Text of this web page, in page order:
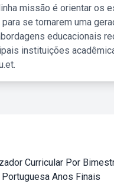
missão é orientar os
para se tornarem uma
educacionais
instituições
Curricular Por
Portuguesa Anos Finais